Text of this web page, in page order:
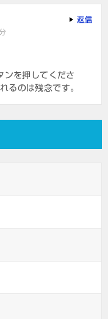
ンを押してくださ
るのは残念です。
返信